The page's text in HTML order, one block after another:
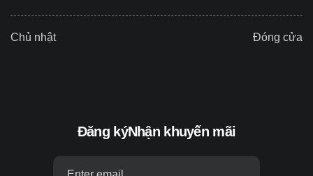
Chủ nhật Đóng cửa
Đăng kýNhận khuyến mãi